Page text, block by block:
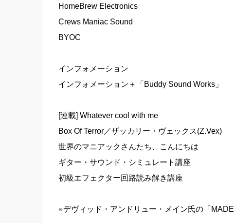
HomeBrew Electronics
Crews Maniac Sound
BYOC
インフォメーション
インフォメーション＋「Buddy Sound Works」
[連載] Whatever cool with me
Box Of Terror／ザッカリー・ヴェックス(Z.Vex)
世界のマニアックさんたち、こんにちは
ギター・サウンド・シミュレート講座
初級エフェクター回路読み解き講座
※デヴィッド・アンドリュー・メイン氏の「